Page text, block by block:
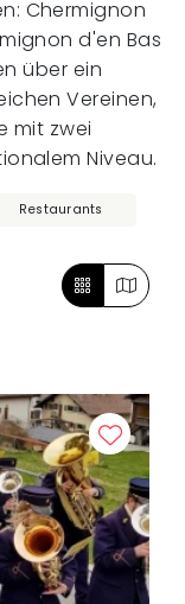
Chermignon
d'en Bas
über ein
Vereinen,
mit zwei
Niveau.
Restaurants